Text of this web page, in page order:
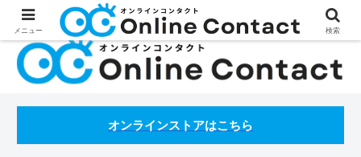
処方箋不要のコンタクトレンズ通販オンラインコンタクトBLOG
オンラインストアはこちら
メニュー 検索